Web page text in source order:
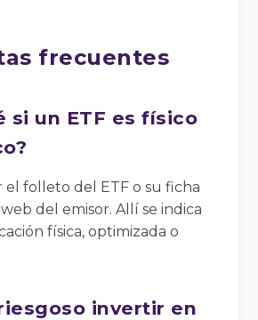
frecuentes
si un ETF es físico
el folleto del ETF o su ficha
del emisor. Allí se indica
física, optimizada o
invertir en